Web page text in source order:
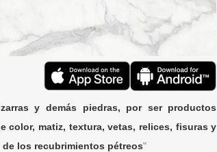
y demás piedras, por ser productos
color, matiz, textura, vetas, relices, fisuras y
los recubrimientos pétreos"